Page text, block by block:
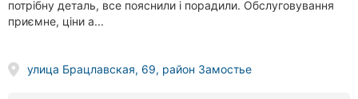
Карпаты
потрібну деталь, все пояснили і порадили. Обслуговування
приємне, ціни а...
улица Брацлавская, 69, район Замостье